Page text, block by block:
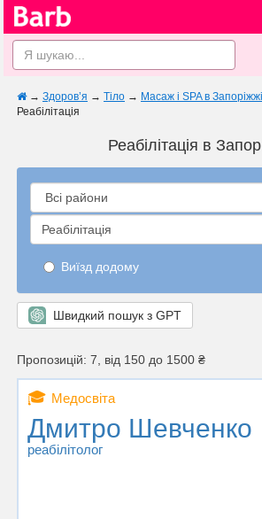
→ Здоров’я → Тіло → Масаж і SPA в Запоріжжі
Реабілітація
Реабілітація в
Реабілітація
Виїзд додому
Швидкий пошук з GPT
Пропозицій: 7, від 150 до 1500 ₴
🎓 Медосвіта
Дмитро Шевченко
реабілітолог